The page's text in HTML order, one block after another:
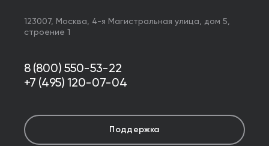
123007, Москва, 4-я Магистральная улица, дом 5,
строение 1
8 (800) 550-53-22
+7 (495) 120-07-04
Поддержка